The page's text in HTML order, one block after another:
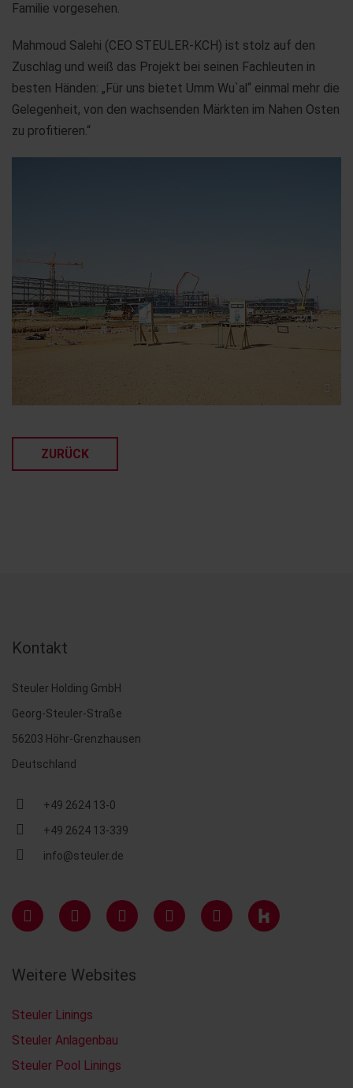
Familie vorgesehen.
Mahmoud Salehi (CEO STEULER-KCH) ist stolz auf den
Zuschlag und weiß das Projekt bei seinen Fachleuten in
besten Händen: „Für uns bietet Umm Wu`al“ einmal mehr die
Gelegenheit, von den wachsenden Märkten im Nahen Osten
zu profitieren.“
ZURÜCK
Kontakt
Steuler Holding GmbH
Georg-Steuler-Straße
56203 Höhr-Grenzhausen
Deutschland
+49 2624 13-0
+49 2624 13-339
info@steuler.de
Weitere Websites
Steuler Linings
Steuler Anlagenbau
Steuler Pool Linings